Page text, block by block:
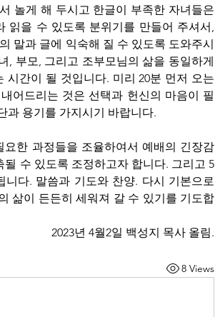
놀게 해 두시고 한글이 부족한 자녀들은
읽을 수 있도록 분위기를 만들어 주셔서,
말과 글에 익숙해 질 수 있도록 도와주시
, 부모, 그리고 조부모님의 삶을 동일하게
시간이 될 것입니다. 미리 20분 먼저 오는
어드리는 것은 선택과 헌신의 마음이 필
과 용기를 가지시기 바랍니다.
한 과정들을 조율하여서 예배의 긴장감
수 있도록 조정하고자 합니다. 그리고 5
다. 말씀과 기도와 찬양. 다시 기본으로
삶이 든든히 세워져 갈 수 있기를 기도합
2023년 4월2일 백성지 목사 올림.
8 Views